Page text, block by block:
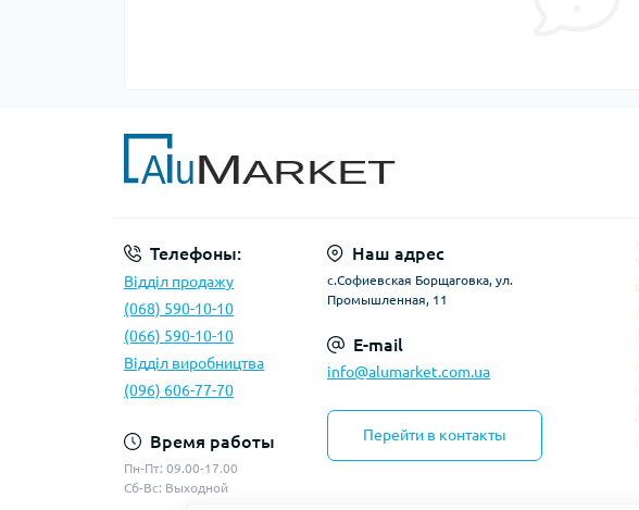
Телефоны:
Відділ продажу
(068) 590-10-10
(066) 590-10-10
Відділ виробництва
(096) 606-77-70
Время работы
Пн-Пт: 09.00-17.00
Сб-Вс: Выходной
Наш адрес
с.Софиевская Борщаговка, ул.
Промышленная, 11
E-mail
info@alumarket.com.ua
Перейти в контакты